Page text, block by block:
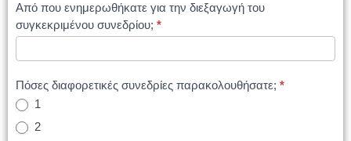
Από που ενημερωθήκατε για την διεξαγωγή του
συγκεκριμένου συνεδρίου; *
Πόσες διαφορετικές συνεδρίες παρακολουθήσατε; *
1
2